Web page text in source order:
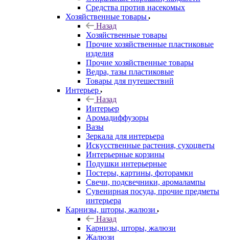
Средства против насекомых
Хозяйственные товары
Назад
Хозяйственные товары
Прочие хозяйственные пластиковые
изделия
Прочие хозяйственные товары
Ведра, тазы пластиковые
Товары для путешествий
Интерьер
Назад
Интерьер
Аромадиффузоры
Вазы
Зеркала для интерьера
Искусственные растения, сухоцветы
Интерьерные корзины
Подушки интерьерные
Постеры, картины, фоторамки
Свечи, подсвечники, аромалампы
Сувенирная посуда, прочие предметы
интерьера
Карнизы, шторы, жалюзи
Назад
Карнизы, шторы, жалюзи
Жалюзи